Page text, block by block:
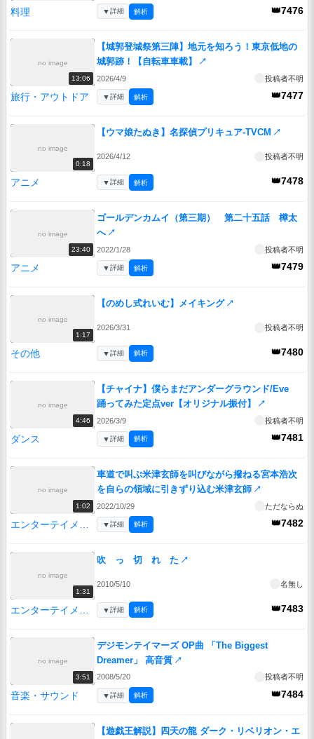
料理 👑7476
▼詳細 解析
no image
13:06
【城郭登城祭第三陣】地元を知ろう！東京低地の
城郭跡！【自転車車載】
↗
2026/4/9 投稿者不明
旅行・アウトドア 👑7477
▼詳細 解析
no image
0:18
【ウマ娘たぬき】名探偵プリキュア-TVCM ↗
2026/4/12 投稿者不明
アニメ 👑7478
▼詳細 解析
no image
23:40
ゴールデンカムイ（第三期） 第二十五話 樺太
へ ↗
2022/1/28 投稿者不明
アニメ 👑7479
▼詳細 解析
no image
1:17
【のめし式れいむ】メイキング ↗
2026/3/31 投稿者不明
その他 👑7480
▼詳細 解析
no image
4:46
【チャイナ】僕らまだアンダーグラウンド/Eve
踊ってみた定点ver【オリジナル振付】
↗
2026/3/9 投稿者不明
ダンス 👑7481
▼詳細 解析
no image
1:02
車道で叫ぶ米津玄師を叫びながら撥ねる宮本浩次
を自らの領域に引きずり込む米津玄師 ↗
2022/10/29 ただならぬ
👑7482
▼詳細 解析
no image
1:31
吹 っ 切 れ た ↗
2010/5/10 名無し
👑7483
▼詳細 解析
no image
3:51
デジモンテイマーズ OP曲 「The Biggest
Dreamer」 高音質 ↗
2008/5/20 投稿者不明
音楽・サウンド 👑7484
▼詳細 解析
【遊戯王解説】四天の龍 ダーク・リベリオン・エ